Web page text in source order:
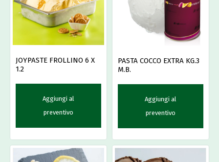
JOYPASTE FROLLINO 6 X
1.2
Aggiungi al
preventivo
PASTA COCCO EXTRA KG.3
M.B.
Aggiungi al
preventivo